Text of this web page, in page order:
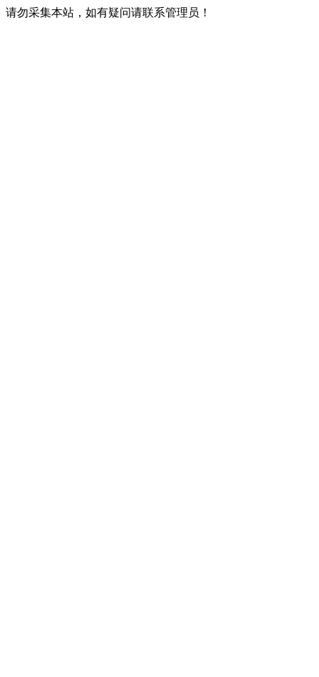
请勿采集本站，如有疑问请联系管理员！